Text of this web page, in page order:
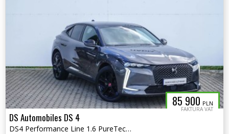
85 900 PLN
FAKTURA VAT
DS Automobiles DS 4
DS4 Performance Line 1.6 PureTech 180KM